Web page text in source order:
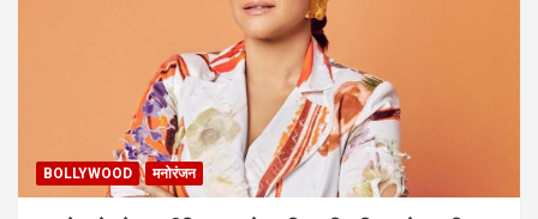
BOLLYWOOD मनोरंजन